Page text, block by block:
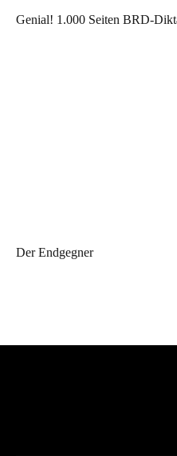
Genial! 1.000 Seiten BRD-
Der Endgegner